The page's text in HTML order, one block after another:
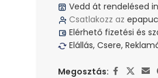
Vedd át rendelésed
Csatlakozz az
Elérhető fizetési és
Elállás, Csere,
Megosztás: